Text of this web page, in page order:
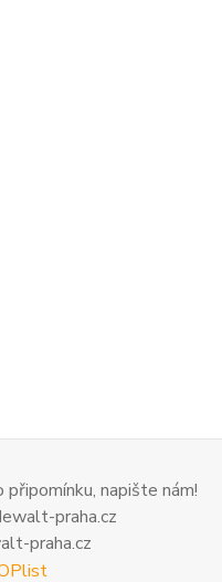
napište nám!
praha.cz
praha.cz